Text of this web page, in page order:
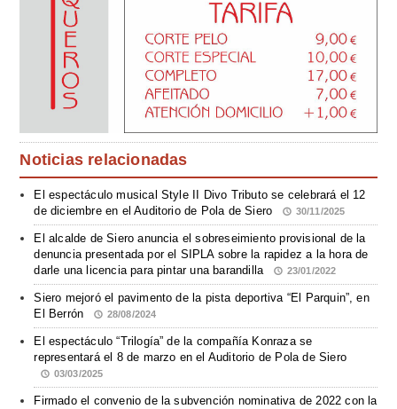
Noticias relacionadas
El espectáculo musical Style II Divo Tributo se celebrará el 12
de diciembre en el Auditorio de Pola de Siero
30/11/2025
El alcalde de Siero anuncia el sobreseimiento provisional de la
denuncia presentada por el SIPLA sobre la rapidez a la hora de
darle una licencia para pintar una barandilla
23/01/2022
Siero mejoró el pavimento de la pista deportiva “El Parquin”, en
El Berrón
28/08/2024
El espectáculo “Trilogía” de la compañía Konraza se
representará el 8 de marzo en el Auditorio de Pola de Siero
03/03/2025
Firmado el convenio de la subvención nominativa de 2022 con la